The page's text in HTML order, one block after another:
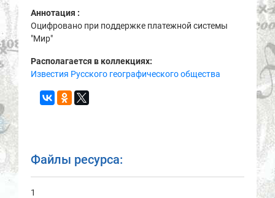
Аннотация :
Оцифровано при поддержке платежной системы
"Мир"
Располагается в коллекциях:
Известия Русского географического общества
Файлы ресурса:
1